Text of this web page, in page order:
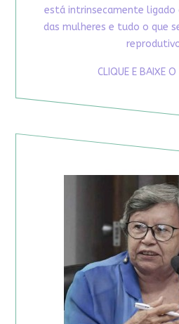
está intrinsecamente ligado
das mulheres e tudo o que
CLIQUE E BAIXE